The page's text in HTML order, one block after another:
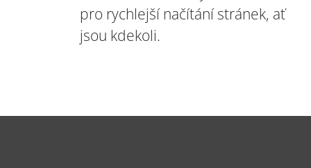
pro rychlejší načítání stránek, ať
jsou kdekoli.